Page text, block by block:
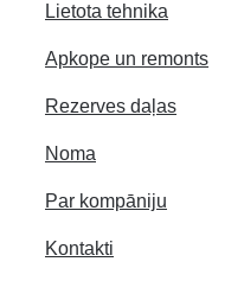
Lietota tehnika
Apkope un remonts
Rezerves daļas
Noma
Par kompāniju
Kontakti